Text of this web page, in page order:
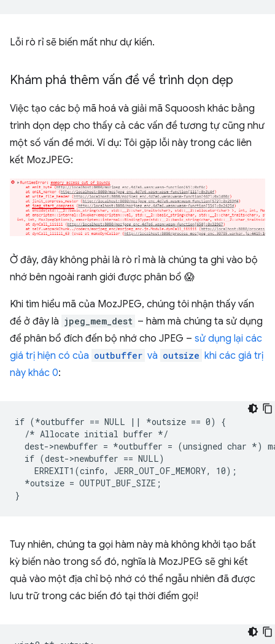
Lỗi rò rỉ sẽ biến mất như dự kiến.
Khám phá thêm vấn đề về trình dọn dẹp
Việc tạo các bộ mã hoá và giải mã Squoosh khác bằng
trình dọn dẹp cho thấy cả các vấn đề tương tự cũng như
một số vấn đề mới. Ví dụ: Tôi gặp lỗi này trong các liên
kết MozJPEG:
Ở đây, đây không phải là rò rỉ mà là chúng ta ghi vào bộ
nhớ bên ngoài ranh giới được phân bổ 😱
Khi tìm hiểu mã của MozJPEG, chúng tôi nhận thấy vấn
đề ở đây là jpeg_mem_dest – hàm mà chúng ta sử dụng
để phân bổ đích đến bộ nhớ cho JPEG – sử dụng lại các
giá trị hiện có của outbuffer và outsize khi các giá trị
này khác 0:
if (*outbuffer == NULL || *outsize == 0) {
  /*
Allocate initial buffer */
  dest->newbuffer =
*outbuffer = (unsigned char *)
  if (dest->newbuffer == NULL)
    ERREXIT1(cinfo, JERR_OUT_OF_MEMORY, 10);
  *outsize = OUTPUT_BUF_SIZE;
Tuy nhiên, chúng ta gọi hàm này mà không khởi tạo bất
kỳ biến nào trong số đó, nghĩa là MozJPEG sẽ ghi kết
quả vào một địa chỉ bộ nhớ có thể ngẫu nhiên đã được
lưu trữ trong các biến đó tại thời điểm gọi!